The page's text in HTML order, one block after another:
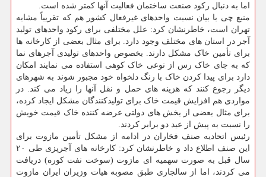
اما به دنبال رکود صنعت ساختمان فعالیت آنها کمتر شده است.
منبع چی با بیان نسبت واحدهای غیرفعال کشور هم که تقریباً مشابه
تهران است، خاطرنشان کرد: علل مختلفی برای رکود واحدهای تولید
آجر در استان های مختلف وجود دارد. برای مثال بعضی از کارخانه ها
برای تأمین خاک مشکل دارند. بخصوص واحدهای تولیدی آجرهای نما
که به جای خاک رس از نوعی خاک کوهی استفاده می نمایند امکان
دارد برای پیدا کردن خاک با رنگ دلخواه خود مجبور شوند به شهرهای
دیگر رجوع کنند که هزینه های حمل و نقل آنها را زیاد می کند. در
مواردی هم افزایش قیمت خاک برای تولیدکنندگان مشکل ایجاد کرده،
برای مثال بعضی از بخش های دولتی عرضه کننده خاک قیمت خویش
را نسبت به پیش از عید دو برابر کردند.
رئیس اتحادیه صنف فخاران در ادامه از مشکل تأمین مازوت برای
این صنف اطلاع داد و خاطرنشان کرد: کارخانه های آجرپزی طی ۲۰
سال قبل به صورت سهمیه ای مازوت (سوخت نفت کوره) دریافت
می کردند، اما از سالجاری طبق مصوبه هیات وزیران ایران مازوت